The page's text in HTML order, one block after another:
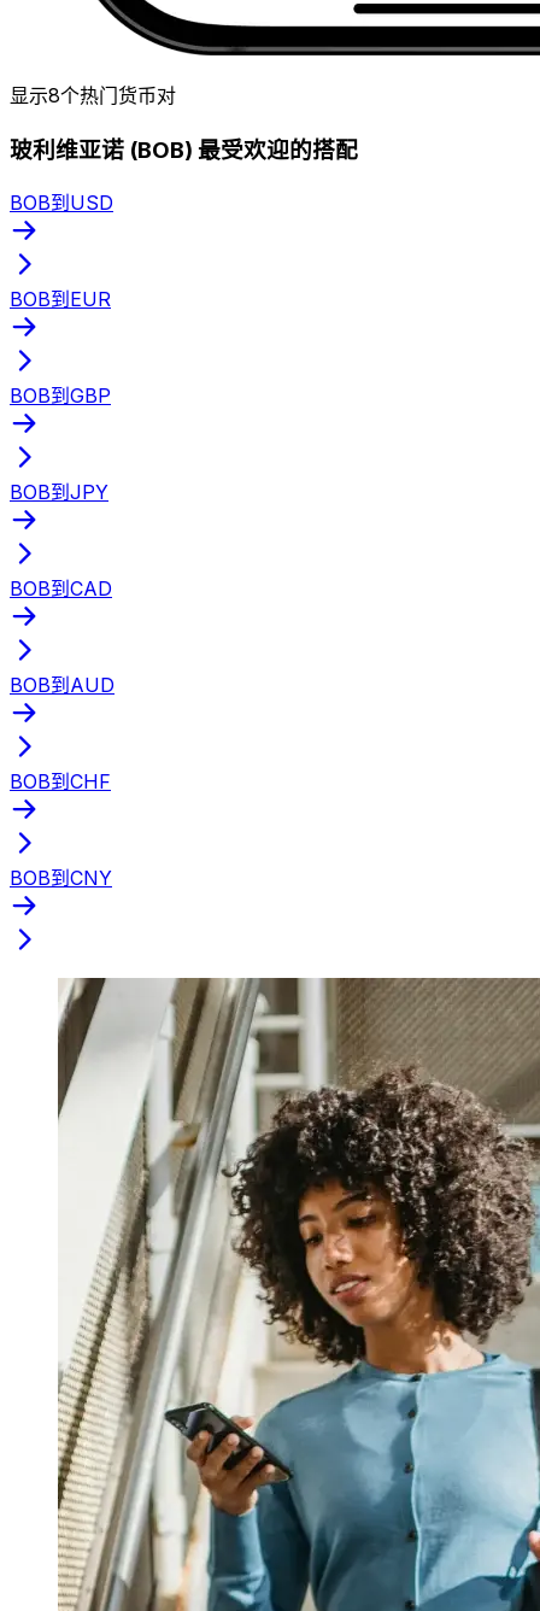
显示8个热门货币对
玻利维亚诺 (BOB) 最受欢迎的搭配
BOB到USD
BOB到EUR
BOB到GBP
BOB到JPY
BOB到CAD
BOB到AUD
BOB到CHF
BOB到CNY